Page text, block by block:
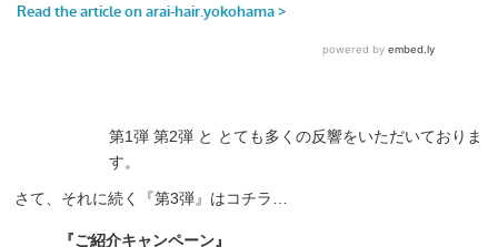
第1弾 第2弾 と とても多くの反響をいただいておりま
す。
さて、それに続く『第3弾』はコチラ…
『ご紹介キャンペーン』